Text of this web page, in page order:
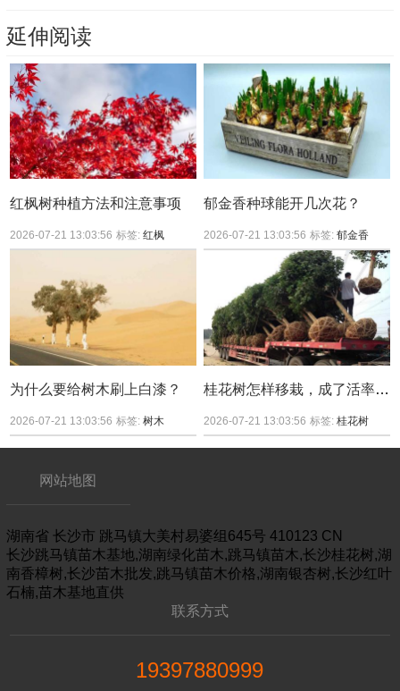
延伸阅读
红枫树种植方法和注意事项
2026-07-21 13:03:56 标签:红枫
郁金香种球能开几次花？
2026-07-21 13:03:56 标签:郁金香
为什么要给树木刷上白漆？
2026-07-21 13:03:56 标签:树木
桂花树怎样移栽，成了活率较高？
2026-07-21 13:03:56 标签:桂花树
网站地图
湖南省 长沙市 跳马镇大美村易婆组645号 410123 CN
长沙跳马镇苗木基地,湖南绿化苗木,跳马镇苗木,长沙桂花树,湖
南香樟树,长沙苗木批发,跳马镇苗木价格,湖南银杏树,长沙红叶
石楠,苗木基地直供
联系方式
19397880999